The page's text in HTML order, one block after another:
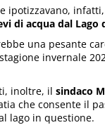
ipotizzavano, infatti,
di acqua dal Lago
una pesante
invernale
inoltre, ilsindaco
che consente il
lago in questione.